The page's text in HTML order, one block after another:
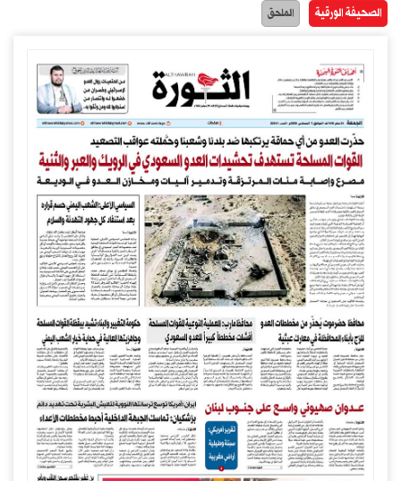
الصحيفة الورقية الملحق